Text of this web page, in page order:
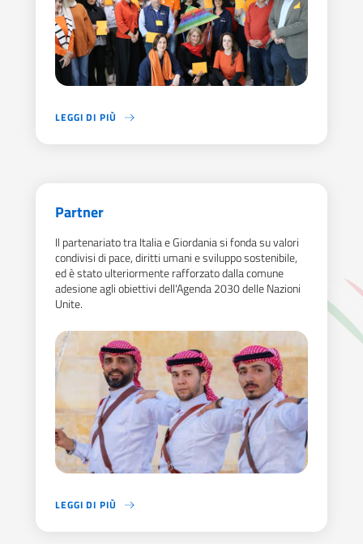
LEGGI DI PIÙ
Partner
Il partenariato tra Italia e Giordania si fonda su valori
condivisi di pace, diritti umani e sviluppo sostenibile,
ed è stato ulteriormente rafforzato dalla comune
adesione agli obiettivi dell'Agenda 2030 delle Nazioni
Unite.
LEGGI DI PIÙ
IL PARTENARIATO TRA ITALIA E GIORDANIA SI FONDA SU